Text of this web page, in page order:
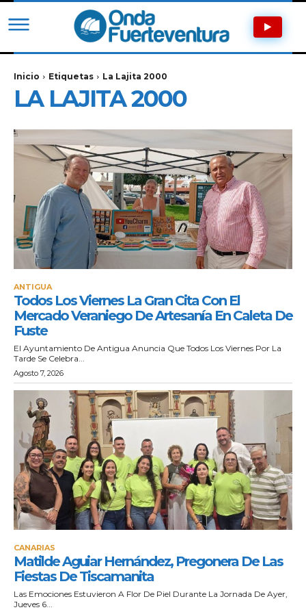
Inicio Etiquetas La Lajita 2000
LA LAJITA 2000
ANTIGUA
Todos Los Viernes La Gran Cita Con El
Mercado Veraniego De Artesanía En Caleta De
Fuste
El Ayuntamiento De Antigua Anuncia Que Todos Los Viernes Por La
Tarde Se Celebra...
Agosto 7, 2026
CANARIAS
Matilde Aguiar Hernández, Pregonera De Las
Fiestas De Tiscamanita
Las Emociones Estuvieron A Flor De Piel Durante La Jornada De Ayer,
Jueves 6...